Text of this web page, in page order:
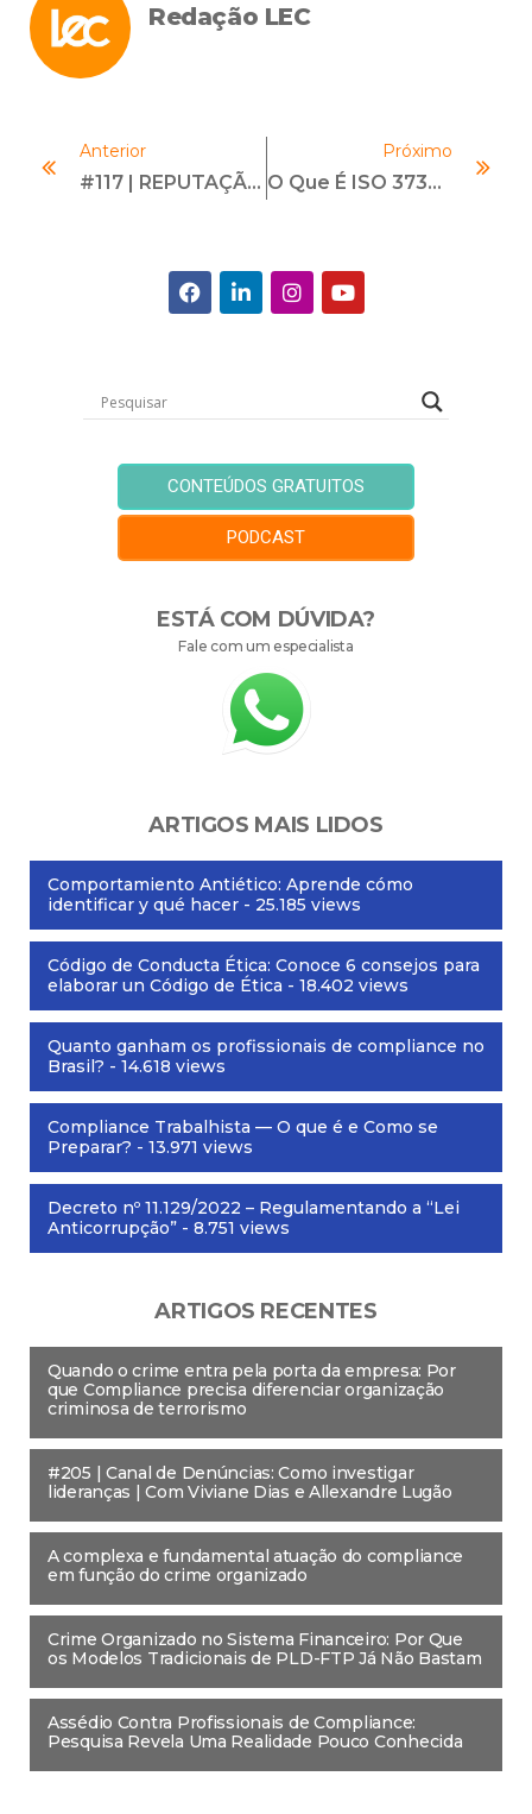
Redação LEC
Anterior
#117 | REPUTAÇÃO | Com Luiz Peres-Neto
Próximo
O Que É ISO 37301 E Qual Seu Papel Na Gestão De Riscos
CONTEÚDOS GRATUITOS
PODCAST
ESTÁ COM DÚVIDA?
Fale com um especialista
ARTIGOS MAIS LIDOS
Comportamiento Antiético: Aprende cómo
identificar y qué hacer - 25.185 views
Código de Conducta Ética: Conoce 6 consejos para
elaborar un Código de Ética - 18.402 views
Quanto ganham os profissionais de compliance no
Brasil? - 14.618 views
Compliance Trabalhista — O que é e Como se
Preparar? - 13.971 views
Decreto nº 11.129/2022 – Regulamentando a “Lei
Anticorrupção” - 8.751 views
ARTIGOS RECENTES
Quando o crime entra pela porta da empresa: Por
que Compliance precisa diferenciar organização
criminosa de terrorismo
#205 | Canal de Denúncias: Como investigar
lideranças | Com Viviane Dias e Allexandre Lugão
A complexa e fundamental atuação do compliance
em função do crime organizado
Crime Organizado no Sistema Financeiro: Por Que
os Modelos Tradicionais de PLD-FTP Já Não Bastam
Assédio Contra Profissionais de Compliance:
Pesquisa Revela Uma Realidade Pouco Conhecida